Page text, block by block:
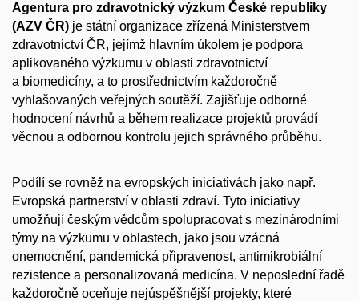
Agentura pro zdravotnický výzkum České republiky
(AZV ČR) je státní organizace zřízená Ministerstvem
zdravotnictví ČR, jejímž hlavním úkolem je podpora
aplikovaného výzkumu v oblasti zdravotnictví
a biomedicíny, a to prostřednictvím každoročně
vyhlašovaných veřejných soutěží. Zajišťuje odborné
hodnocení návrhů a během realizace projektů provádí
věcnou a odbornou kontrolu jejich správného průběhu.
Podílí se rovněž na evropských iniciativách jako např.
Evropská partnerství v oblasti zdraví. Tyto iniciativy
umožňují českým vědcům spolupracovat s mezinárodními
týmy na výzkumu v oblastech, jako jsou vzácná
onemocnění, pandemická připravenost, antimikrobiální
rezistence a personalizovaná medicína. V neposlední řadě
každoročně oceňuje nejúspěšnější projekty, které